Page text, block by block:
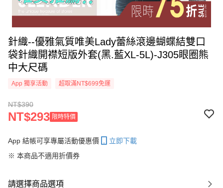
針織--優雅氣質唯美Lady蕾絲滾邊蝴蝶結雙口
袋針織開襟短版外套(黑.藍XL-5L)-J305眼圈熊
中大尺碼
App 獨享活動 超取滿NT$699免運
NT$390
NT$293 限時特價
App 結帳可享專屬活動優惠價
立即下載
※ 本商品不適用折價券
請選擇商品選項